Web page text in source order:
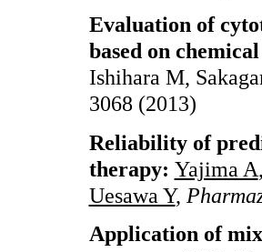
Evaluation of
based on
Ishihara M,
3068 (2013)
Reliability of
therapy: Yajima A
Uesawa Y,
Application of